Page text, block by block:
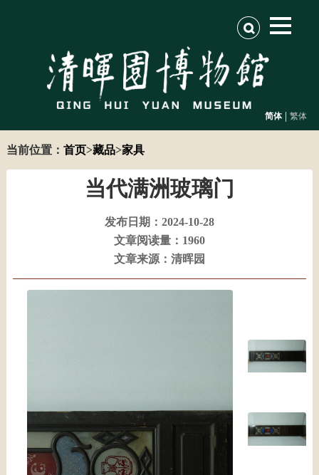
简体 | 繁体
当前位置： 首页>藏品>家具
当代满洲玻璃门
发布日期：2024-10-28
文章阅读量：1960
文章来源：清晖园